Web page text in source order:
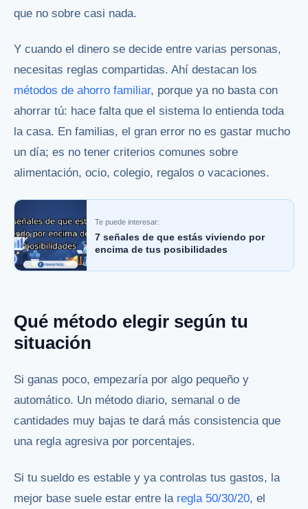
que no sobre casi nada.
Y cuando el dinero se decide entre varias personas,
necesitas reglas compartidas. Ahí destacan los
métodos de ahorro familiar, porque ya no basta con
ahorrar tú: hace falta que el sistema lo entienda toda
la casa. En familias, el gran error no es gastar mucho
un día; es no tener criterios comunes sobre
alimentación, ocio, colegio, regalos o vacaciones.
Te puede interesar:
7 señales de que estás viviendo por
encima de tus posibilidades
Qué método elegir según tu
situación
Si ganas poco, empezaría por algo pequeño y
automático. Un método diario, semanal o de
cantidades muy bajas te dará más consistencia que
una regla agresiva por porcentajes.
Si tu sueldo es estable y ya controlas tus gastos, la
mejor base suele estar entre la regla 50/30/20, el